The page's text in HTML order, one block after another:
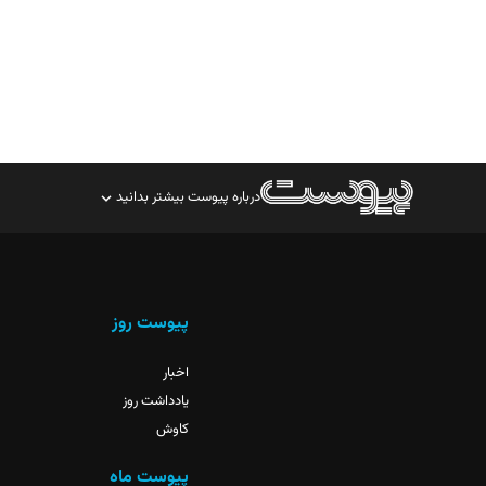
درباره پیوست بیشتر بدانید
پیوست روز
اخبار
یادداشت روز
کاوش
پیوست ماه